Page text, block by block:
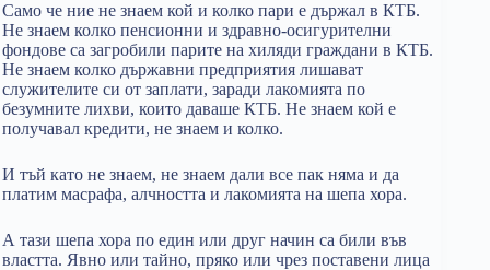
Само че ние не знаем кой и колко пари е държал в КТБ.
Не знаем колко пенсионни и здравно-осигурителни
фондове са загробили парите на хиляди граждани в КТБ.
Не знаем колко държавни предприятия лишават
служителите си от заплати, заради лакомията по
безумните лихви, които даваше КТБ. Не знаем кой е
получавал кредити, не знаем и колко.
И тъй като не знаем, не знаем дали все пак няма и да
платим масрафа, алчността и лакомията на шепа хора.
А тази шепа хора по един или друг начин са били във
властта. Явно или тайно, пряко или чрез поставени лица